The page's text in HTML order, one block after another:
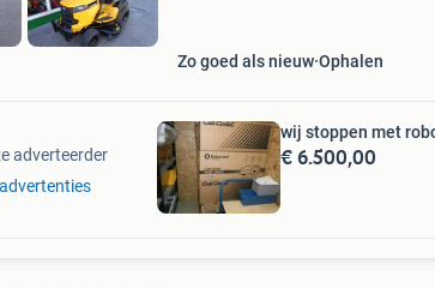
Zo goed als nieuw Ophalen
adverteerder
wij stoppen met
€ 6.500,00